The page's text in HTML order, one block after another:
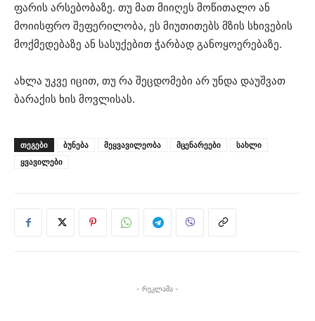
ფარის არსებობაზე. თუ მათ მიიღეს მოწითალო ან
მოიისფრო შეფერილობა, ეს მიუთითებს მზის სხივების
მოქმედებაზე ან სასუქებით ჭარბად განოყოერებაზე.
ახლა უკვე იცით, თუ რა შეცდომები არ უნდა დაუშვათ
ბარაქის ხის მოვლისას.
ᲗᲔᲒᲔᲑᲘ ბუნება მეყვავილეობა მცენარეები
სახლი
ყვავილები
- რეკლამა -